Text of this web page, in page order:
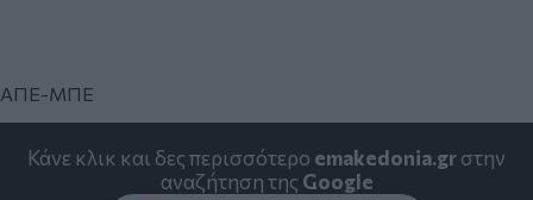
ΑΠΕ-ΜΠΕ
Κάνε κλικ και δες περισσότερο emakedonia.grστην
αναζήτηση της Google